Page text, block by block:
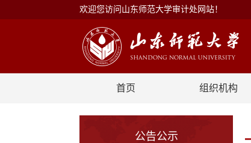
欢迎您访问山东师范大学审计处网站！
首页 组织机构
公告公示